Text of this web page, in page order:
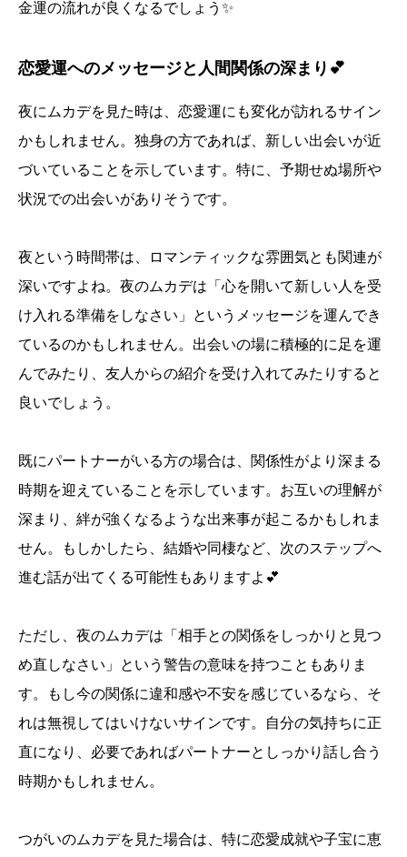
金運の流れが良くなるでしょう✨
恋愛運へのメッセージと人間関係の深まり💕
夜にムカデを見た時は、恋愛運にも変化が訪れるサイン
かもしれません。独身の方であれば、新しい出会いが近
づいていることを示しています。特に、予期せぬ場所や
状況での出会いがありそうです。
夜という時間帯は、ロマンティックな雰囲気とも関連が
深いですよね。夜のムカデは「心を開いて新しい人を受
け入れる準備をしなさい」というメッセージを運んでき
ているのかもしれません。出会いの場に積極的に足を運
んでみたり、友人からの紹介を受け入れてみたりすると
良いでしょう。
既にパートナーがいる方の場合は、関係性がより深まる
時期を迎えていることを示しています。お互いの理解が
深まり、絆が強くなるような出来事が起こるかもしれま
せん。もしかしたら、結婚や同棲など、次のステップへ
進む話が出てくる可能性もありますよ💕
ただし、夜のムカデは「相手との関係をしっかりと見つ
め直しなさい」という警告の意味を持つこともありま
す。もし今の関係に違和感や不安を感じているなら、そ
れは無視してはいけないサインです。自分の気持ちに正
直になり、必要であればパートナーとしっかり話し合う
時期かもしれません。
つがいのムカデを見た場合は、特に恋愛成就や子宝に恵